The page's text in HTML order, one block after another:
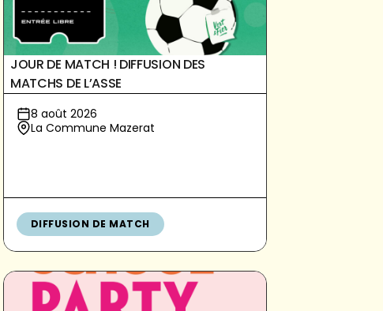
JOUR DE MATCH ! DIFFUSION DES
MATCHS DE L’ASSE
8 août 2026
La Commune Mazerat
DIFFUSION DE MATCH